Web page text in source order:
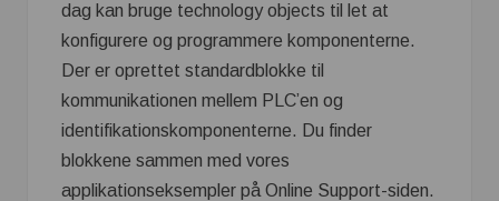
dag kan bruge technology objects til let at
konfigurere og programmere komponenterne.
Der er oprettet standardblokke til
kommunikationen mellem PLC’en og
identifikationskomponenterne. Du finder
blokkene sammen med vores
applikationseksempler på Online Support-siden.